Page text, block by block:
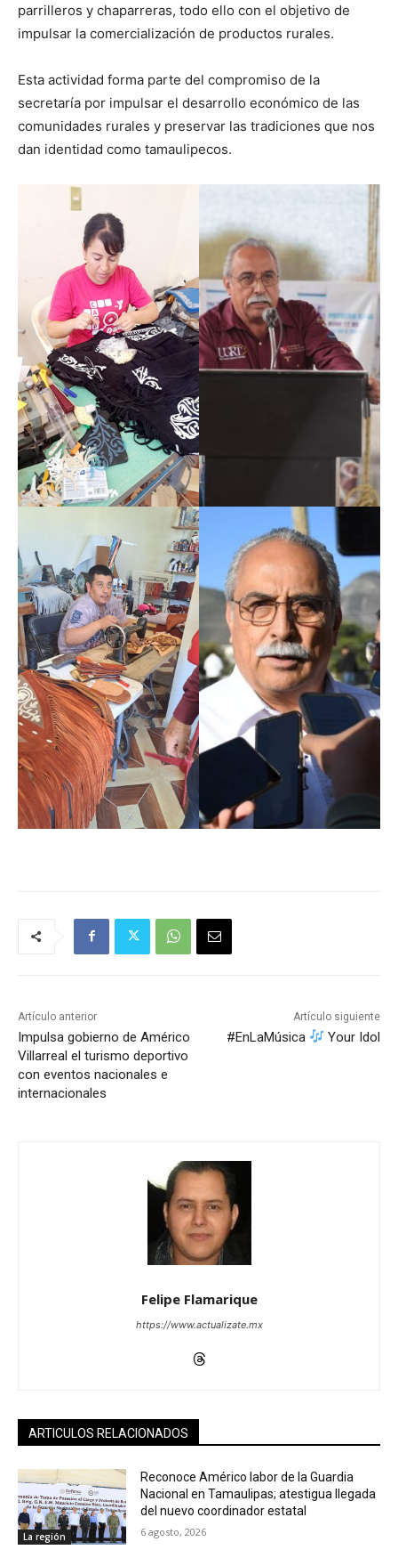
parrilleros y chaparreras, todo ello con el objetivo de
impulsar la comercialización de productos rurales.
Esta actividad forma parte del compromiso de la
secretaría por impulsar el desarrollo económico de las
comunidades rurales y preservar las tradiciones que nos
dan identidad como tamaulipecos.
Artículo anterior
Impulsa gobierno de Américo
Villarreal el turismo deportivo
con eventos nacionales e
internacionales
Artículo siguiente
#EnLaMúsica Your Idol
Felipe Flamarique
https://www.actualizate.mx
ARTICULOS RELACIONADOS
La región
Reconoce Américo labor de la Guardia
Nacional en Tamaulipas; atestigua llegada
del nuevo coordinador estatal
6 agosto, 2026